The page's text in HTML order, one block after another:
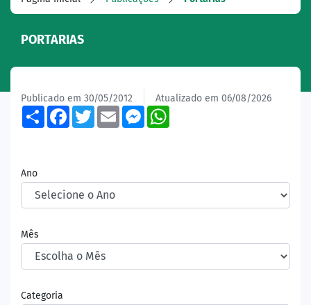
PORTARIAS
Publicado em 30/05/2012 Atualizado em 06/08/2026
ShareFacebook
TwitterEmailMessenger
Ano
Mês
Categoria